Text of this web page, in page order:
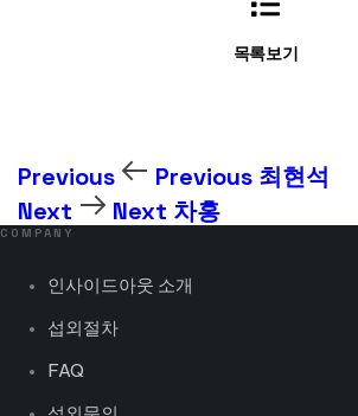
목록보기
Previous Previous 최현석
Next
Next 차홍
COMPANY
인사이드아웃 소개
섭외절차
FAQ